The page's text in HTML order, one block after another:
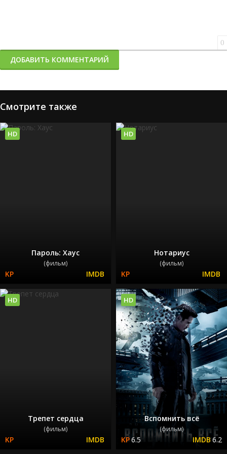
0
ДОБАВИТЬ КОММЕНТАРИЙ
Смотрите также
Пароль: Хаус
(фильм)
HD
Нотариус
(фильм)
HD
Трепет сердца
(фильм)
HD
Вспомнить всё
(фильм)
6.5 6.2
HD